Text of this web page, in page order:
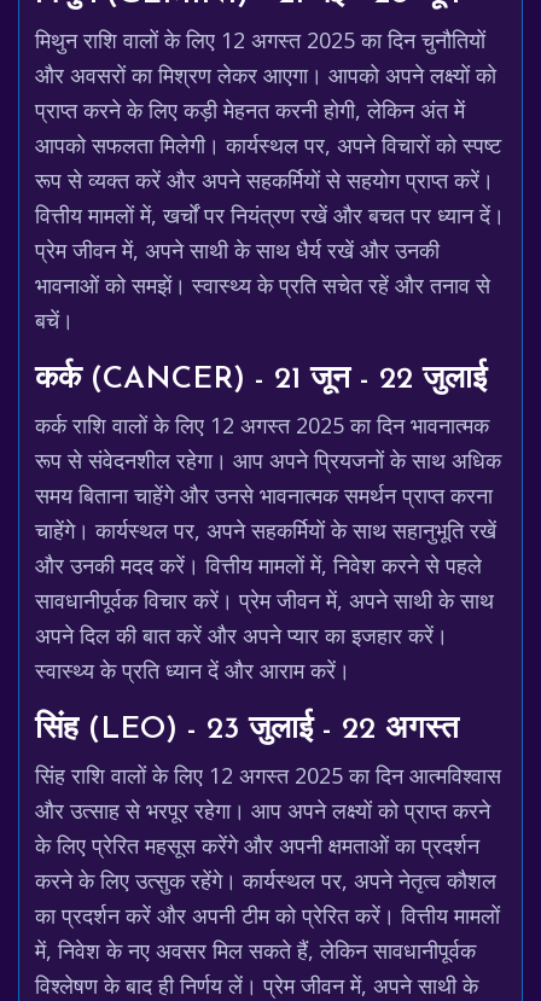
मिथुन राशि वालों के लिए 12 अगस्त 2025 का दिन चुनौतियों
और अवसरों का मिश्रण लेकर आएगा। आपको अपने लक्ष्यों को
प्राप्त करने के लिए कड़ी मेहनत करनी होगी, लेकिन अंत में
आपको सफलता मिलेगी। कार्यस्थल पर, अपने विचारों को स्पष्ट
रूप से व्यक्त करें और अपने सहकर्मियों से सहयोग प्राप्त करें।
वित्तीय मामलों में, खर्चों पर नियंत्रण रखें और बचत पर ध्यान दें।
प्रेम जीवन में, अपने साथी के साथ धैर्य रखें और उनकी
भावनाओं को समझें। स्वास्थ्य के प्रति सचेत रहें और तनाव से
बचें।
कर्क (CANCER) - 21 जून - 22 जुलाई
कर्क राशि वालों के लिए 12 अगस्त 2025 का दिन भावनात्मक
रूप से संवेदनशील रहेगा। आप अपने प्रियजनों के साथ अधिक
समय बिताना चाहेंगे और उनसे भावनात्मक समर्थन प्राप्त करना
चाहेंगे। कार्यस्थल पर, अपने सहकर्मियों के साथ सहानुभूति रखें
और उनकी मदद करें। वित्तीय मामलों में, निवेश करने से पहले
सावधानीपूर्वक विचार करें। प्रेम जीवन में, अपने साथी के साथ
अपने दिल की बात करें और अपने प्यार का इजहार करें।
स्वास्थ्य के प्रति ध्यान दें और आराम करें।
सिंह (LEO) - 23 जुलाई - 22 अगस्त
सिंह राशि वालों के लिए 12 अगस्त 2025 का दिन आत्मविश्वास
और उत्साह से भरपूर रहेगा। आप अपने लक्ष्यों को प्राप्त करने
के लिए प्रेरित महसूस करेंगे और अपनी क्षमताओं का प्रदर्शन
करने के लिए उत्सुक रहेंगे। कार्यस्थल पर, अपने नेतृत्व कौशल
का प्रदर्शन करें और अपनी टीम को प्रेरित करें। वित्तीय मामलों
में, निवेश के नए अवसर मिल सकते हैं, लेकिन सावधानीपूर्वक
विश्लेषण के बाद ही निर्णय लें। प्रेम जीवन में, अपने साथी के